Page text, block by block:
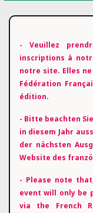
- Veuillez
inscriptions à
notre site. Elles
Fédération
édition.
- Bitte beachten
in diesem Jahr
der nächsten
Website des
- Please note
event will only be
via the French